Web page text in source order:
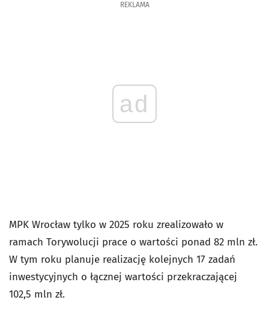
REKLAMA
ad
MPK Wrocław tylko w 2025 roku zrealizowało w
ramach Torywolucji prace o wartości ponad 82 mln zł.
W tym roku planuje realizację kolejnych 17 zadań
inwestycyjnych o łącznej wartości przekraczającej
102,5 mln zł.